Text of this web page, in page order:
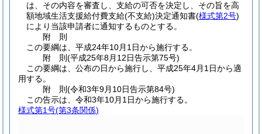
は、その内容を審査し、支給の可否を決定し、その旨を高
額地域生活支援給付費支給(不支給)決定通知書(様式第2号)
により当該申請者に通知するものとする。
附 則
この要綱は、平成24年10月1日から施行する。
附 則(平成25年8月12日告示第75号)
この要綱は、公布の日から施行し、平成25年4月1日から適
用する。
附 則(令和3年9月10日告示第84号)
この告示は、令和3年10月1日から施行する。
様式第1号(第3条関係)